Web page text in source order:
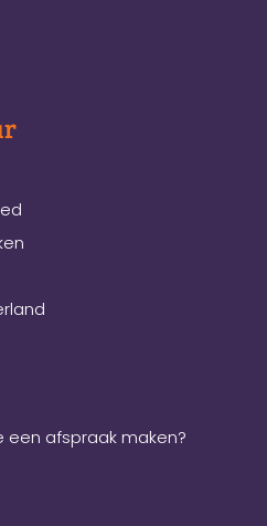
een afspraak maken?